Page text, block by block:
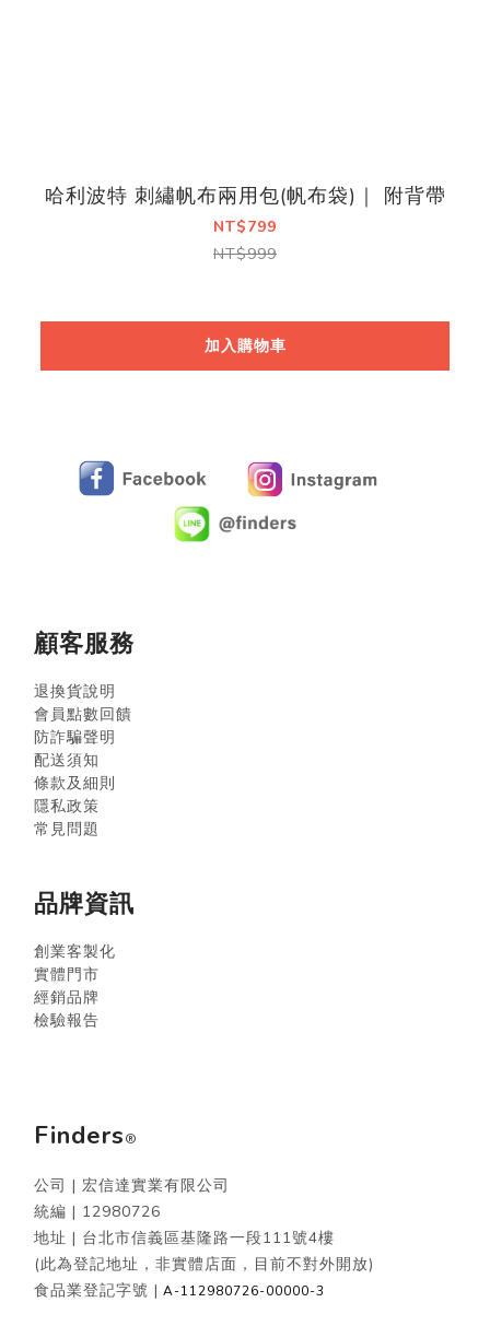
哈利波特 刺繡帆布兩用包(帆布袋)｜ 附背帶
NT$799
NT$999
加入購物車
顧客服務
退換貨說明
會員點數回饋
防詐騙聲明
配送須知
條款及細則
隱私政策
常見問題
品牌資訊
創業客製化
實體門市
經銷品牌
檢驗報告
Finders®
公司 | 宏信達實業有限公司
統編 | 12980726
地址 | 台北市信義區基隆路一段111號4樓
(此為登記地址，非實體店面，目前不對外開放)
食品業登記字號 | A-112980726-00000-3